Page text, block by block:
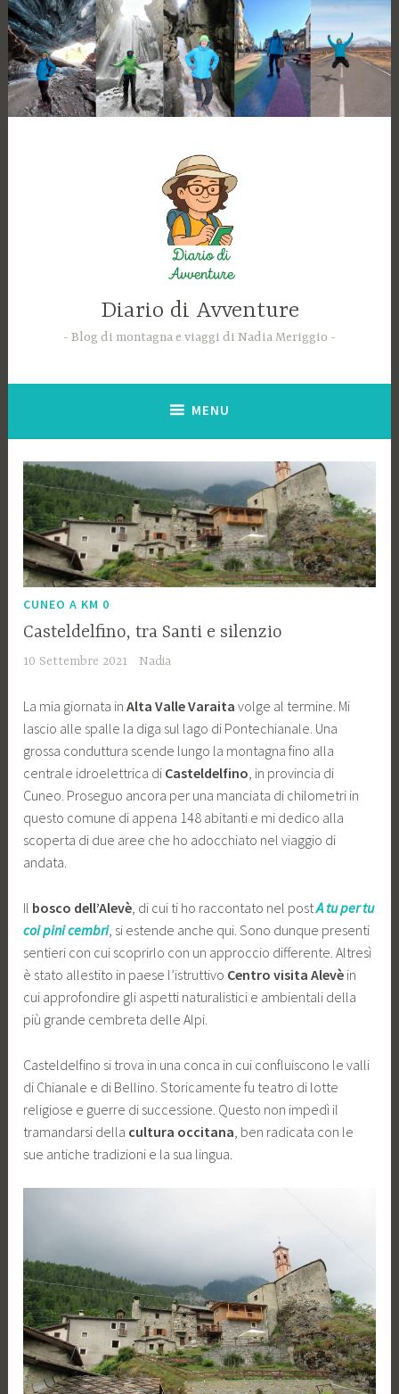
Skip
to
content
Diario di Avventure
Blog di montagna e viaggi di Nadia Meriggio
MENU
CUNEO A KM 0
Casteldelfino, tra Santi e silenzio
10 Settembre 2021 Nadia
La mia giornata inAlta Valle Varaita volge al termine. Mi
lascio alle spalle la diga sul lago di Pontechianale. Una
grossa conduttura scende lungo la montagna fino alla
centrale idroelettrica di Casteldelfino, in provincia di
Cuneo. Proseguo ancora per una manciata di chilometri in
questo comune di appena 148 abitanti e mi dedico alla
scoperta di due aree che ho adocchiato nel viaggio di
andata.
Il bosco dell’Alevè, di cui ti ho raccontato nel postA tu per tu
coi pini cembri, si estende anche qui. Sono dunque presenti
sentieri con cui scoprirlo con un approccio differente. Altresì
è stato allestito in paese l’istruttivo Centro visita Alevè in
cui approfondire gli aspetti naturalistici e ambientali della
più grande cembreta delle Alpi.
Casteldelfino si trova in una conca in cui confluiscono le valli
di Chianale e di Bellino. Storicamente fu teatro di lotte
religiose e guerre di successione. Questo non impedì il
tramandarsi della cultura occitana , ben radicata con le
sue antiche tradizioni e la sua lingua.